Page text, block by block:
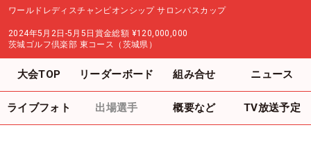
ワールドレディスチャンピオンシップ サロンパスカップ
2024年5月2日-5月5日 賞金総額 ¥120,000,000
茨城ゴルフ倶楽部 東コース（茨城県）
大会TOP リーダーボード 組み合せ ニュース
ライブフォト 出場選手 概要など TV放送予定